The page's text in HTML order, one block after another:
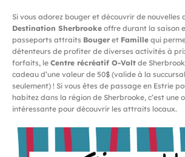
Si vous adorez bouger et découvrir de nouvelles
Destination Sherbrooke offre durant la saison
passeports attraits Bouger et Famille qui
détenteurs de profiter de diverses activités à
forfaits, le Centre récréatif O-Volt de
cadeau d’une valeur de 50$ (valide à la
seulement) ! Si vous êtes de passage en Estrie
habitez dans la région de Sherbrooke, c’est une
intéressante pour découvrir les attraits locaux.